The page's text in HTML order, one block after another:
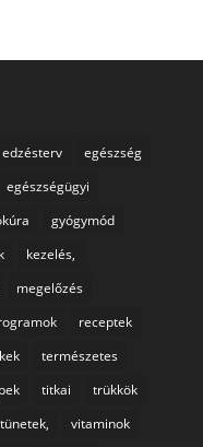
edzésterv
egészség
egészségügyi
gyógymód
kezelés,
megelőzés
receptek
természetes
titkai
trükkök
tünetek,
vitaminok